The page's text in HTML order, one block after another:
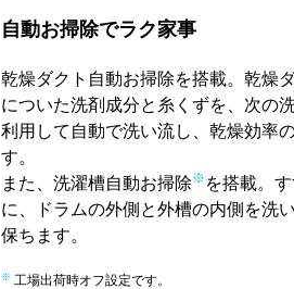
自動お掃除でラク家事
乾燥ダクト自動お掃除を搭載。乾燥
についた洗剤成分と糸くずを、次の
利用して自動で洗い流し、乾燥効率
す。
また、洗濯槽自動お掃除※ を搭載。
に、ドラムの外側と外槽の内側を洗
保ちます。
※ 工場出荷時オフ設定です。